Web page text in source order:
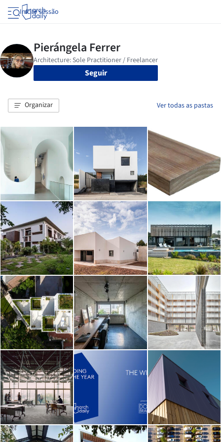
Iniciar sessão
Seguir
Organizar Ver todas as pastas